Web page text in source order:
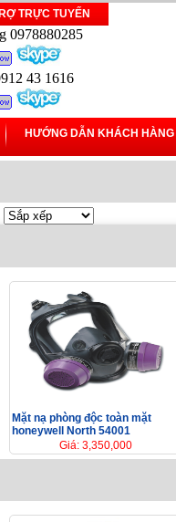
TRỰC TUYẾN
0978880285
43 1616
HƯỚNG DẪN KHÁCH HÀNG
Mặt nạ phòng độc toàn mặt
honeywell North 54001
Giá: 3,350,000